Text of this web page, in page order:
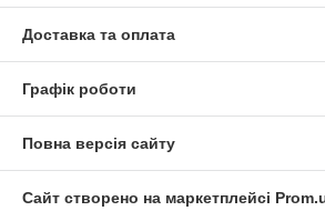
Доставка та оплата
Графік роботи
Повна версія сайту
Сайт створено на маркетплейсі